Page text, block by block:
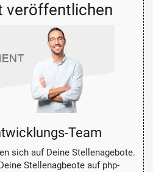
veröffentlichen
Team
sich auf Deine Stellenagebote.
Stellenagbeote auf php-